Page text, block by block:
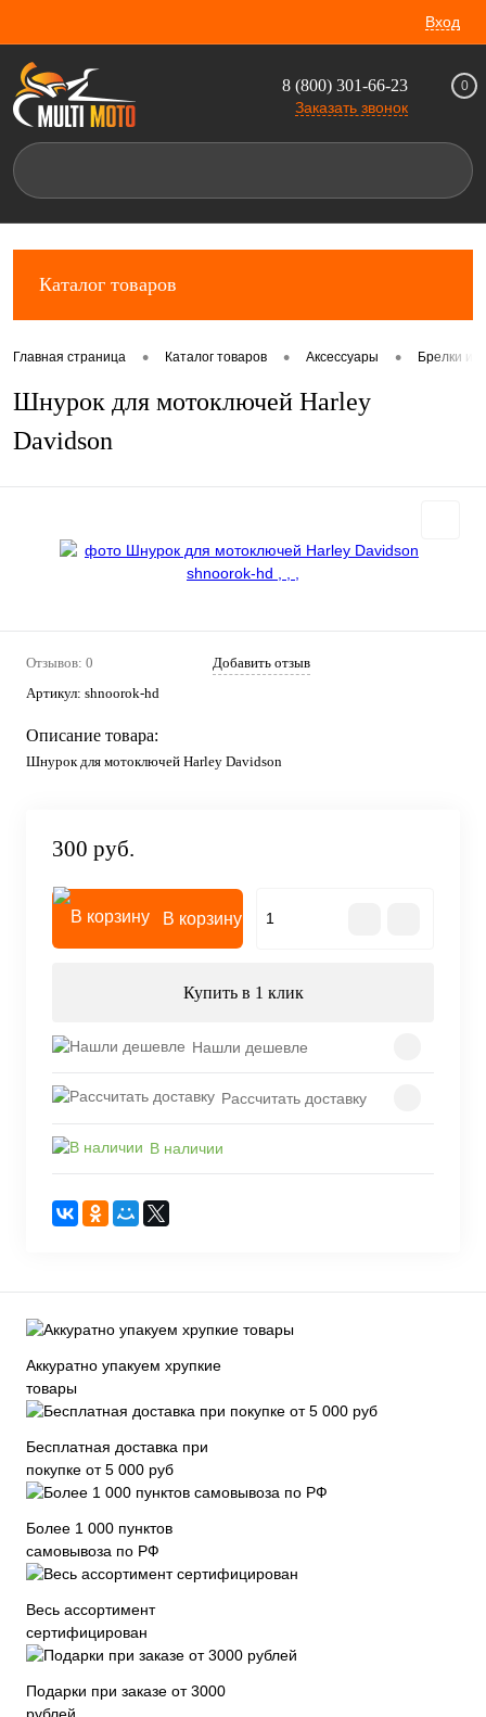
Вход
8 (800) 301-66-23
Заказать звонок
0
Каталог товаров
Главная страница • Каталог товаров • Аксессуары • Брелки и
Шнурок для мотоключей Harley
Davidson
Отзывов: 0
Добавить отзыв
Артикул: shnoorok-hd
Описание товара:
Шнурок для мотоключей Harley Davidson
300 руб.
В корзину
Купить в 1 клик
Нашли дешевле
Рассчитать доставку
В наличии
Аккуратно упакуем хрупкие
товары
Бесплатная доставка при
покупке от 5 000 руб
Более 1 000 пунктов
самовывоза по РФ
Весь ассортимент
сертифицирован
Подарки при заказе от 3000